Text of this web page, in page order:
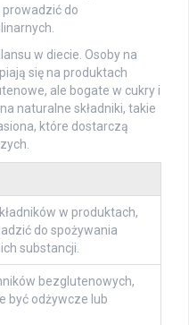
prowadzić do
w diecie. Osoby na
się na produktach
ale bogate w cukry i
naturalne składniki, takie
które dostarczą
w produktach,
do spożywania
substancji.
bezglutenowych,
być odżywcze lub